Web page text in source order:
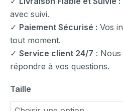
avec suivi.
✓ Paiement Sécurisé : Vos
tout moment.
✓ Service client 24/7 :
répondre à vos questions.
Taille